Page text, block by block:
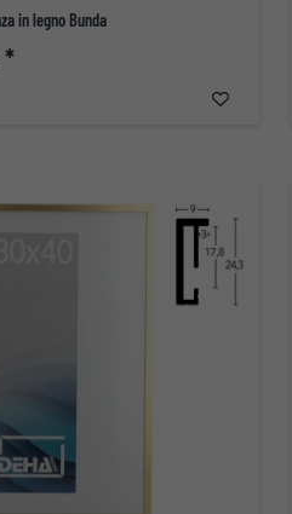
in legno Bunda
*